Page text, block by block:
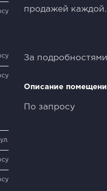
продажей каждой.
За
Описание
По запросу